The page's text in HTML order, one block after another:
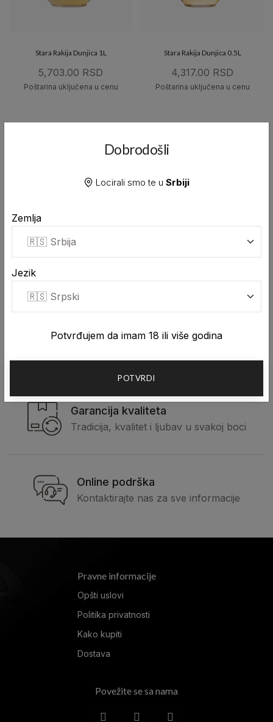
Stara Rakija Dunjica 1L
5,703.00 RSD
Poštarina uključena u cenu
Stara Rakija Dunjica 0.5L
4,317.00 RSD
Poštarina uključena u cenu
Brza dostava
Brza dostava naše rakije na teritoriji
Plaćanje karticom ili pouzećem pri
Garancija kvaliteta
Tradicija, kvalitet i ljubav u svakoj boci
Online podrška
Kontaktirajte nas za sve informacije
Pravne informacije
Opšti uslovi
Politika privatnosti
Kako kupiti
Dostava
Povežite se sa nama
Dobrodošli
Locirali smo te u Srbiji
Zemlja
Jezik
Potvrđujem da imam 18 ili više godina
POTVRDI